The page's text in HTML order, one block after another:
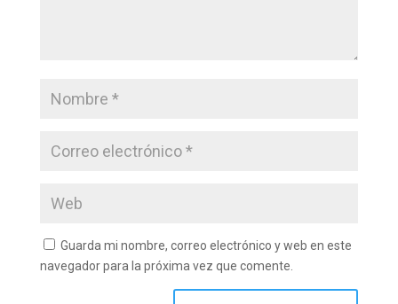
Guarda mi nombre, correo electrónico y web en este
navegador para la próxima vez que comente.